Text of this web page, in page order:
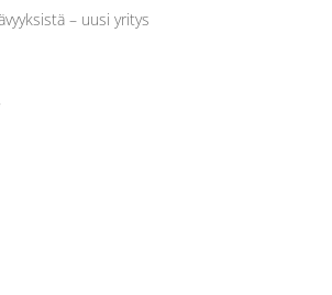
– uusi yritys